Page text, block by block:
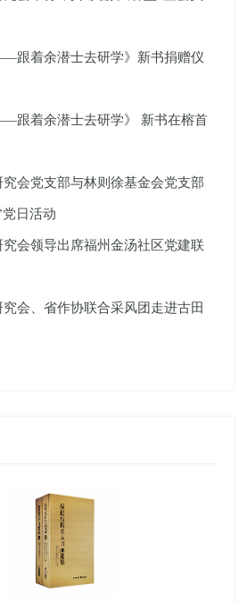
跟着余潜士去研学》新书捐赠仪
跟着余潜士去研学》 新书在榕首
会党支部与林则徐基金会党支部
日活动
会领导出席福州金汤社区党建联
会、省作协联合采风团走进古田